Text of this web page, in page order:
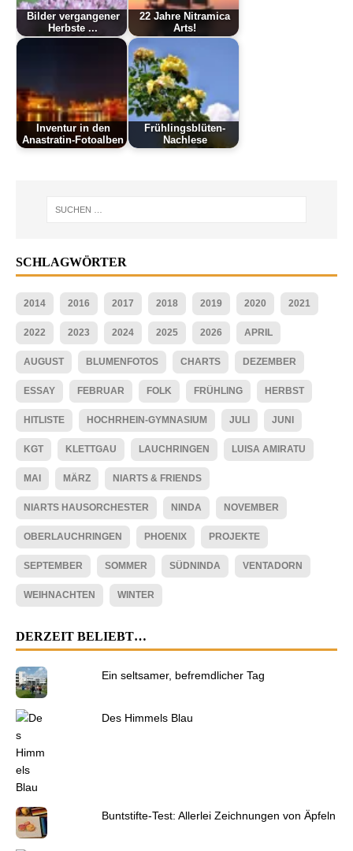
Bilder vergangener
Herbste ...
22 Jahre Nitramica
Arts!
Inventur in den
Anastratin-Fotoalben
Frühlingsblüten-
Nachlese
SCHLAGWÖRTER
2014 2016 2017 2018 2019 2020 2021
2022 2023 2024 2025 2026 APRIL
AUGUST BLUMENFOTOS CHARTS DEZEMBER
ESSAY FEBRUAR FOLK FRÜHLING HERBST
HITLISTE HOCHRHEIN-GYMNASIUM JULI JUNI
KGT KLETTGAU LAUCHRINGEN LUISA AMIRATU
MAI MÄRZ NIARTS & FRIENDS
NIARTS HAUSORCHESTER NINDA NOVEMBER
OBERLAUCHRINGEN PHOENIX PROJEKTE
SEPTEMBER SOMMER SÜDNINDA VENTADORN
WEIHNACHTEN WINTER
DERZEIT BELIEBT…
Ein seltsamer, befremdlicher Tag
Des Himmels Blau
Buntstifte-Test: Allerlei Zeichnungen von Äpfeln